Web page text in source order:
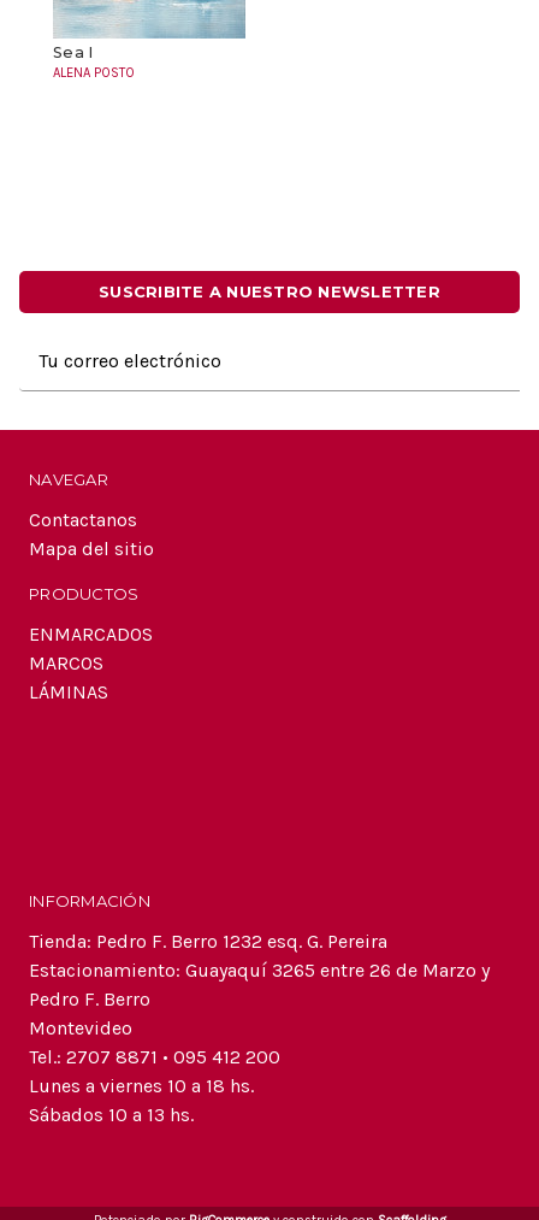
Sea I
ALENA POSTO
SUSCRIBITE A NUESTRO NEWSLETTER
electrónico
NAVEGAR
Contactanos
Mapa del sitio
PRODUCTOS
ENMARCADOS
MARCOS
LÁMINAS
INFORMACIÓN
Tienda: Pedro F. Berro 1232 esq. G. Pereira
Estacionamiento: Guayaquí 3265 entre 26 de Marzo y
Pedro F. Berro
Montevideo
Tel.: 2707 8871 • 095 412 200
Lunes a viernes 10 a 18 hs.
Sábados 10 a 13 hs.